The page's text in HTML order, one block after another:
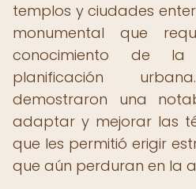
templos y ciudades
monumental que
conocimiento de
planificación
demostraron una
adaptar y mejorar las
que les permitió erigir
que aún perduran en la